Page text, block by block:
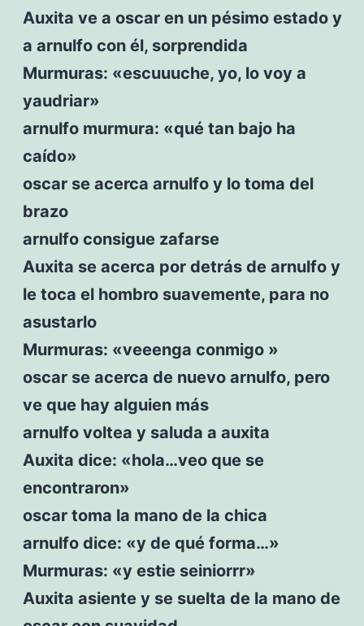
Auxita ve a oscar en un pésimo estado y
a arnulfo con él, sorprendida
Murmuras: «escuuuche, yo, lo voy a
yaudriar»
arnulfo murmura: «qué tan bajo ha
caído»
oscar se acerca arnulfo y lo toma del
brazo
arnulfo consigue zafarse
Auxita se acerca por detrás de arnulfo y
le toca el hombro suavemente, para no
asustarlo
Murmuras: «veeenga conmigo »
oscar se acerca de nuevo arnulfo, pero
ve que hay alguien más
arnulfo voltea y saluda a auxita
Auxita dice: «hola…veo que se
encontraron»
oscar toma la mano de la chica
arnulfo dice: «y de qué forma…»
Murmuras: «y estie seiniorrr»
Auxita asiente y se suelta de la mano de